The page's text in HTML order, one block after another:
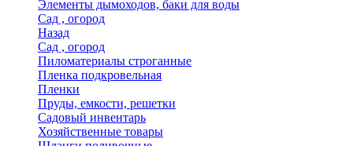
Элементы дымоходов, баки для воды
Сад , огород
Назад
Сад , огород
Пиломатериалы строганные
Пленка подкровельная
Пленки
Пруды, емкости, решетки
Садовый инвентарь
Хозяйственные товары